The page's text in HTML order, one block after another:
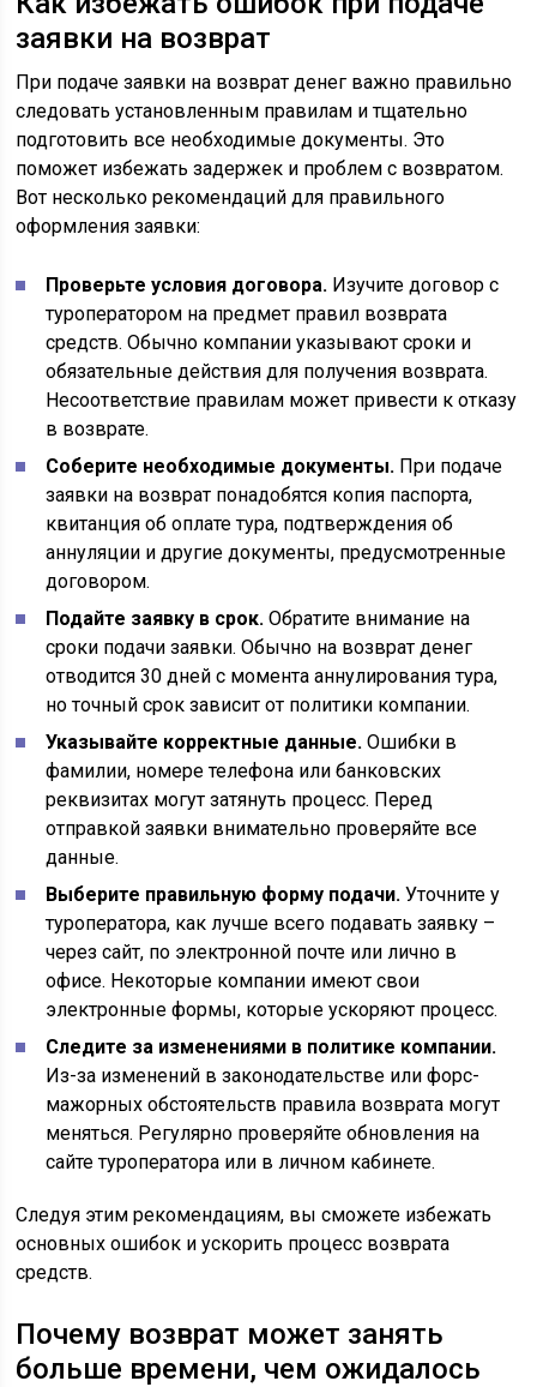
заявки на возврат
При подаче заявки на возврат денег важно правильно
следовать установленным правилам и тщательно
подготовить все необходимые документы. Это
поможет избежать задержек и проблем с возвратом.
Вот несколько рекомендаций для правильного
оформления заявки:
Проверьте условия договора. Изучите договор с
туроператором на предмет правил возврата
средств. Обычно компании указывают сроки и
обязательные действия для получения возврата.
Несоответствие правилам может привести к отказу
в возврате.
Соберите необходимые документы. При подаче
заявки на возврат понадобятся копия паспорта,
квитанция об оплате тура, подтверждения об
аннуляции и другие документы, предусмотренные
договором.
Подайте заявку в срок. Обратите внимание на
сроки подачи заявки. Обычно на возврат денег
отводится 30 дней с момента аннулирования тура,
но точный срок зависит от политики компании.
Указывайте корректные данные. Ошибки в
фамилии, номере телефона или банковских
реквизитах могут затянуть процесс. Перед
отправкой заявки внимательно проверяйте все
данные.
Выберите правильную форму подачи. Уточните у
туроператора, как лучше всего подавать заявку –
через сайт, по электронной почте или лично в
офисе. Некоторые компании имеют свои
электронные формы, которые ускоряют процесс.
Следите за изменениями в политике компании.
Из-за изменений в законодательстве или форс-
мажорных обстоятельств правила возврата могут
меняться. Регулярно проверяйте обновления на
сайте туроператора или в личном кабинете.
Следуя этим рекомендациям, вы сможете избежать
основных ошибок и ускорить процесс возврата
средств.
Почему возврат может занять
больше времени, чем ожидалось